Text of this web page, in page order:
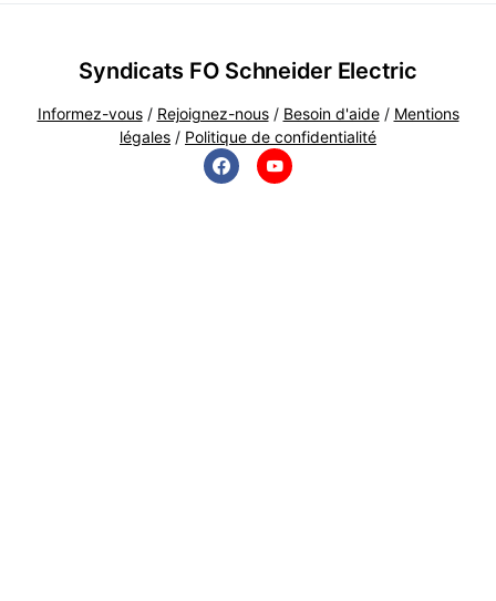
Syndicats FO Schneider Electric
Informez-vous/ Rejoignez-nous/ Besoin d'aide/ Mentions
légales / Politique de confidentialité